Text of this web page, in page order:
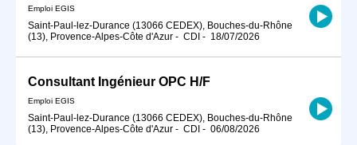
Emploi EGIS
Saint-Paul-lez-Durance (13066 CEDEX), Bouches-du-Rhône
(13), Provence-Alpes-Côte d'Azur - CDI - 18/07/2026
Consultant Ingénieur OPC H/F
Emploi EGIS
Saint-Paul-lez-Durance (13066 CEDEX), Bouches-du-Rhône
(13), Provence-Alpes-Côte d'Azur - CDI - 06/08/2026